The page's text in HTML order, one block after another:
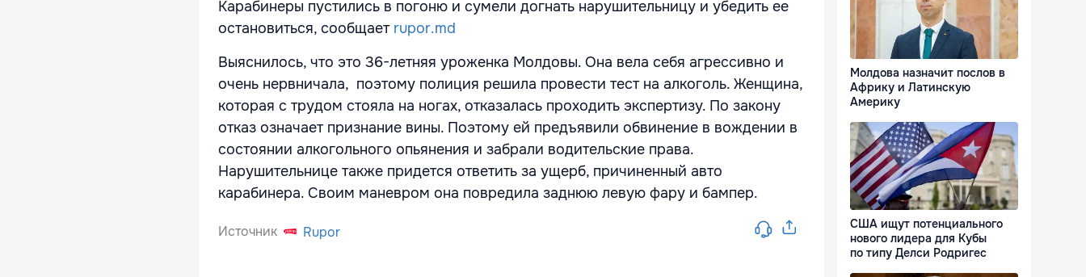
Карабинеры пустились в погоню и сумели догнать нарушительницу и убедить ее
остановиться, сообщает rupor.md
Выяснилось, что это 36-летняя уроженка Молдовы. Она вела себя агрессивно и
очень нервничала, поэтому полиция решила провести тест на алкоголь. Женщина,
которая с трудом стояла на ногах, отказалась проходить экспертизу. По закону
отказ означает признание вины. Поэтому ей предъявили обвинение в вождении в
состоянии алкогольного опьянения и забрали водительские права.
Нарушительнице также придется ответить за ущерб, причиненный авто
карабинера. Своим маневром она повредила заднюю левую фару и бампер.
Источник Rupor
Молдова назначит послов в
Африку и Латинскую
Америку
США ищут потенциального
нового лидера для Кубы
по типу Делси Родригес